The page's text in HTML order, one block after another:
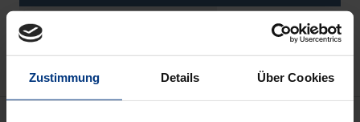
Zustimmung Details Über Cookies
Zur Wunschliste hinzufügen
Hinweise zu Versandkosten